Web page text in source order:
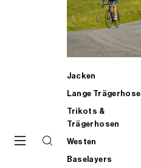
Jacken
Lange
Trikots &
Trägerhosen
Westen
Baselayers